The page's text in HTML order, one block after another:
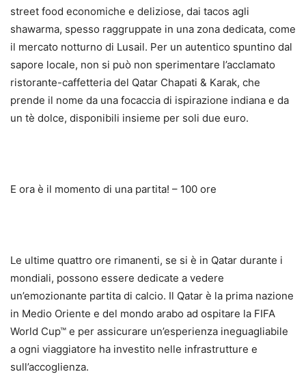
street food economiche e deliziose, dai tacos agli
shawarma, spesso raggruppate in una zona dedicata, come
il mercato notturno di Lusail. Per un autentico spuntino dal
sapore locale, non si può non sperimentare l’acclamato
ristorante-caffetteria del Qatar Chapati & Karak, che
prende il nome da una focaccia di ispirazione indiana e da
un tè dolce, disponibili insieme per soli due euro.
E ora è il momento di una partita! – 100 ore
Le ultime quattro ore rimanenti, se si è in Qatar durante i
mondiali, possono essere dedicate a vedere
un’emozionante partita di calcio. Il Qatar è la prima nazione
in Medio Oriente e del mondo arabo ad ospitare la FIFA
World Cup™ e per assicurare un’esperienza ineguagliabile
a ogni viaggiatore ha investito nelle infrastrutture e
sull’accoglienza.